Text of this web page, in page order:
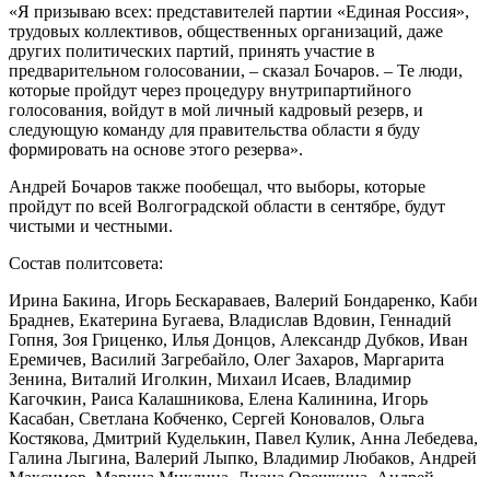
«Я призываю всех: представителей партии «Единая Россия»,
трудовых коллективов, общественных организаций, даже
других политических партий, принять участие в
предварительном голосовании, – сказал Бочаров. – Те люди,
которые пройдут через процедуру внутрипартийного
голосования, войдут в мой личный кадровый резерв, и
следующую команду для правительства области я буду
формировать на основе этого резерва».
Андрей Бочаров также пообещал, что выборы, которые
пройдут по всей Волгоградской области в сентябре, будут
чистыми и честными.
Состав политсовета:
Ирина Бакина, Игорь Бескараваев, Валерий Бондаренко, Каби
Браднев, Екатерина Бугаева, Владислав Вдовин, Геннадий
Гопня, Зоя Гриценко, Илья Донцов, Александр Дубков, Иван
Еремичев, Василий Загребайло, Олег Захаров, Маргарита
Зенина, Виталий Иголкин, Михаил Исаев, Владимир
Кагочкин, Раиса Калашникова, Елена Калинина, Игорь
Касабан, Светлана Кобченко, Сергей Коновалов, Ольга
Костякова, Дмитрий Куделькин, Павел Кулик, Анна Лебедева,
Галина Лыгина, Валерий Лыпко, Владимир Любаков, Андрей